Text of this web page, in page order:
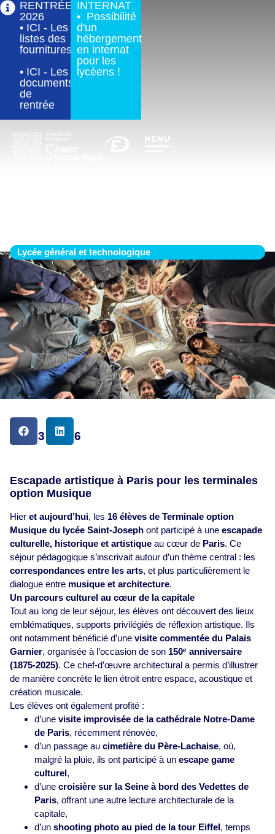
RENTRÉE
2026
• ICI - Les
listes des
fournitures
• ICI - Les
documents
de
rentrée
INTERNAT
• Possibilité
d'un
hébergement
en internat
pour les
lycéens !
Lycée général et technologique
DATE
13.03.2026
Escapade artistique à Paris pour les terminales
option Musique
Hier et aujourd’hui, les 16 élèves de Terminale option
Musique du lycée Saint‑Joseph ont participé à une escapade
culturelle, historique et artistique au cœur de Paris. Ce
séjour pédagogique s’inscrivait autour d’un thème central : les
correspondances entre les arts, et plus particulièrement le
dialogue entre musique et architecture.
Un parcours culturel au cœur de la capitale
Tout au long de leur séjour, les élèves ont découvert des lieux
emblématiques, supports privilégiés de réflexion artistique. Ils
ont notamment bénéficié d’une visite commentée du Palais
Garnier, organisée à l’occasion de son 150ᵉ anniversaire
(1875‑2025). Ce chef‑d’œuvre architectural a permis d’illustrer
de manière concrète le lien étroit entre espace, acoustique et
création musicale.
Les élèves ont également profité :
d’une visite improvisée de la cathédrale Notre‑Dame
de Paris, récemment rénovée,
d’un passage au cimetière du Père‑Lachaise, où,
malgré la pluie, ils ont participé à un escape game
culturel,
d’une croisière sur la Seine à bord des Vedettes de
Paris, offrant une autre lecture architecturale de la
capitale,
d’un shooting photo au pied de la tour Eiffel, temps